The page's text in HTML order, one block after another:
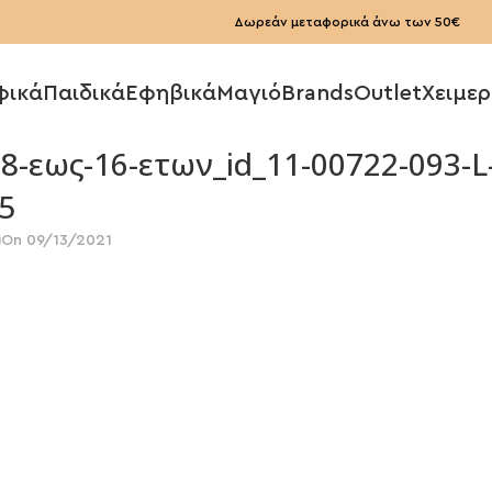
Δωρεάν μεταφορικά άνω των 50€
Παιδικά ΕφηβικάΜαγιό BrandsOutlet
εως-16-ετων_id_11-00722-093-
5
On 09/13/2021